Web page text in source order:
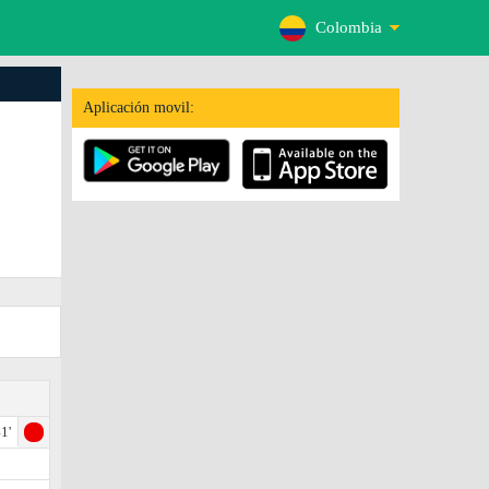
Colombia
Aplicación movil: